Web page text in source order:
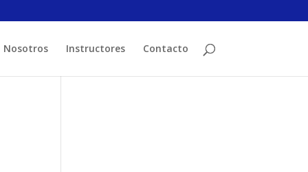
Nosotros Instructores Contacto